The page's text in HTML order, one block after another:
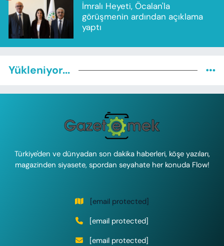
İmralı Heyeti, Öcalan'la
görüşmenin ardından açıklama
yaptı
Yükleniyor...
Türkiye'den ve dünyadan son dakika haberleri, köşe yazıları,
magazinden siyasete, spordan seyahate her konuda Flow!
[email protected]
[email protected]
[email protected]